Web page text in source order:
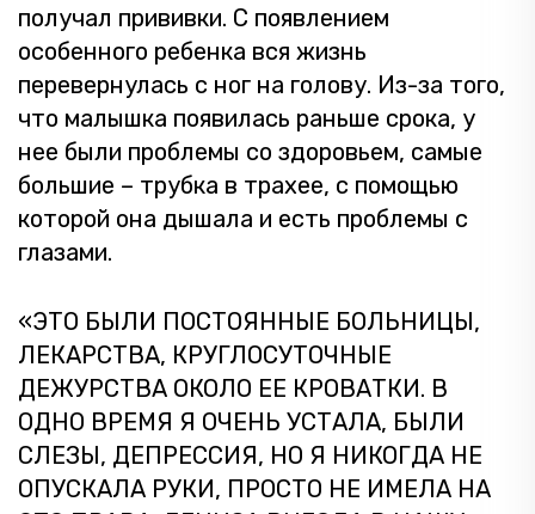
получал прививки. С появлением
особенного ребенка вся жизнь
перевернулась с ног на голову. Из-за того,
что малышка появилась раньше срока, у
нее были проблемы со здоровьем, самые
большие – трубка в трахее, с помощью
которой она дышала и есть проблемы с
глазами.
«ЭТО БЫЛИ ПОСТОЯННЫЕ БОЛЬНИЦЫ,
ЛЕКАРСТВА, КРУГЛОСУТОЧНЫЕ
ДЕЖУРСТВА ОКОЛО ЕЕ КРОВАТКИ. В
ОДНО ВРЕМЯ Я ОЧЕНЬ УСТАЛА, БЫЛИ
СЛЕЗЫ, ДЕПРЕССИЯ, НО Я НИКОГДА НЕ
ОПУСКАЛА РУКИ, ПРОСТО НЕ ИМЕЛА НА